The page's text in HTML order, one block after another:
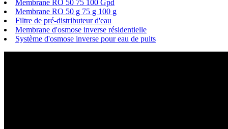
Membrane RO 50 75 100 Gpd
Membrane RO 50 g 75 g 100 g
Filtre de pré-distributeur d'eau
Membrane d'osmose inverse résidentielle
Système d'osmose inverse pour eau de puits